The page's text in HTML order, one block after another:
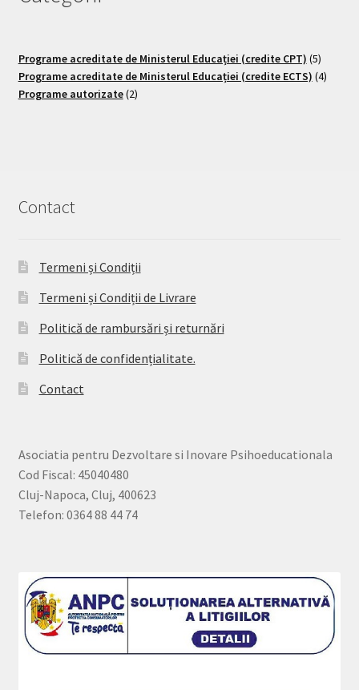
Programe acreditate de Ministerul Educației (credite CPT) 5
Programe acreditate de Ministerul Educației (credite ECTS) 4
Programe autorizate 2
Contact
Termeni și Condiții
Termeni și Condiții de Livrare
Politică de rambursări și returnări
Politică de confidențialitate.
Contact
Asociatia pentru Dezvoltare si Inovare Psihoeducationala
Cod Fiscal: 45040480
Cluj-Napoca, Cluj, 400623
Telefon: 0364 88 44 74